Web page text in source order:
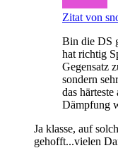
Zitat von
Bin die DS
hat richtig
Gegensatz
sondern
das
Dämpfung
Ja klasse, auf
gehofft...vielen